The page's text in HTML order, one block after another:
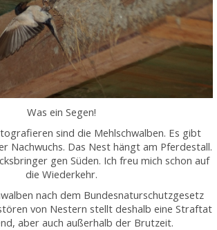
Was ein Segen!
sind die Mehlschwalben. Es gibt
Nachwuchs. Das Nest hängt am Pferdestall.
gen Süden. Ich freu mich schon auf
die Wiederkehr.
nach dem Bundesnaturschutzgesetz
von Nestern stellt deshalb eine Straftat
aber auch außerhalb der Brutzeit.